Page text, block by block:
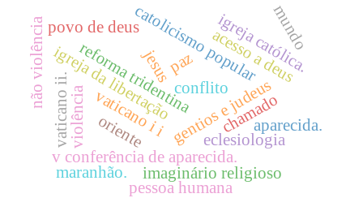
acesso a deus
jesus
gentios e judeus
catolicismo popular
reforma tridentina
igreja da libertação
v conferência de aparecida.
oriente
eclesiologia
imaginário religioso
chamado
povo de deus
vaticano ii. vaticano i i aparecida.
violência
não violência conflito
paz igreja católica.
mundo
maranhão.
pessoa humana